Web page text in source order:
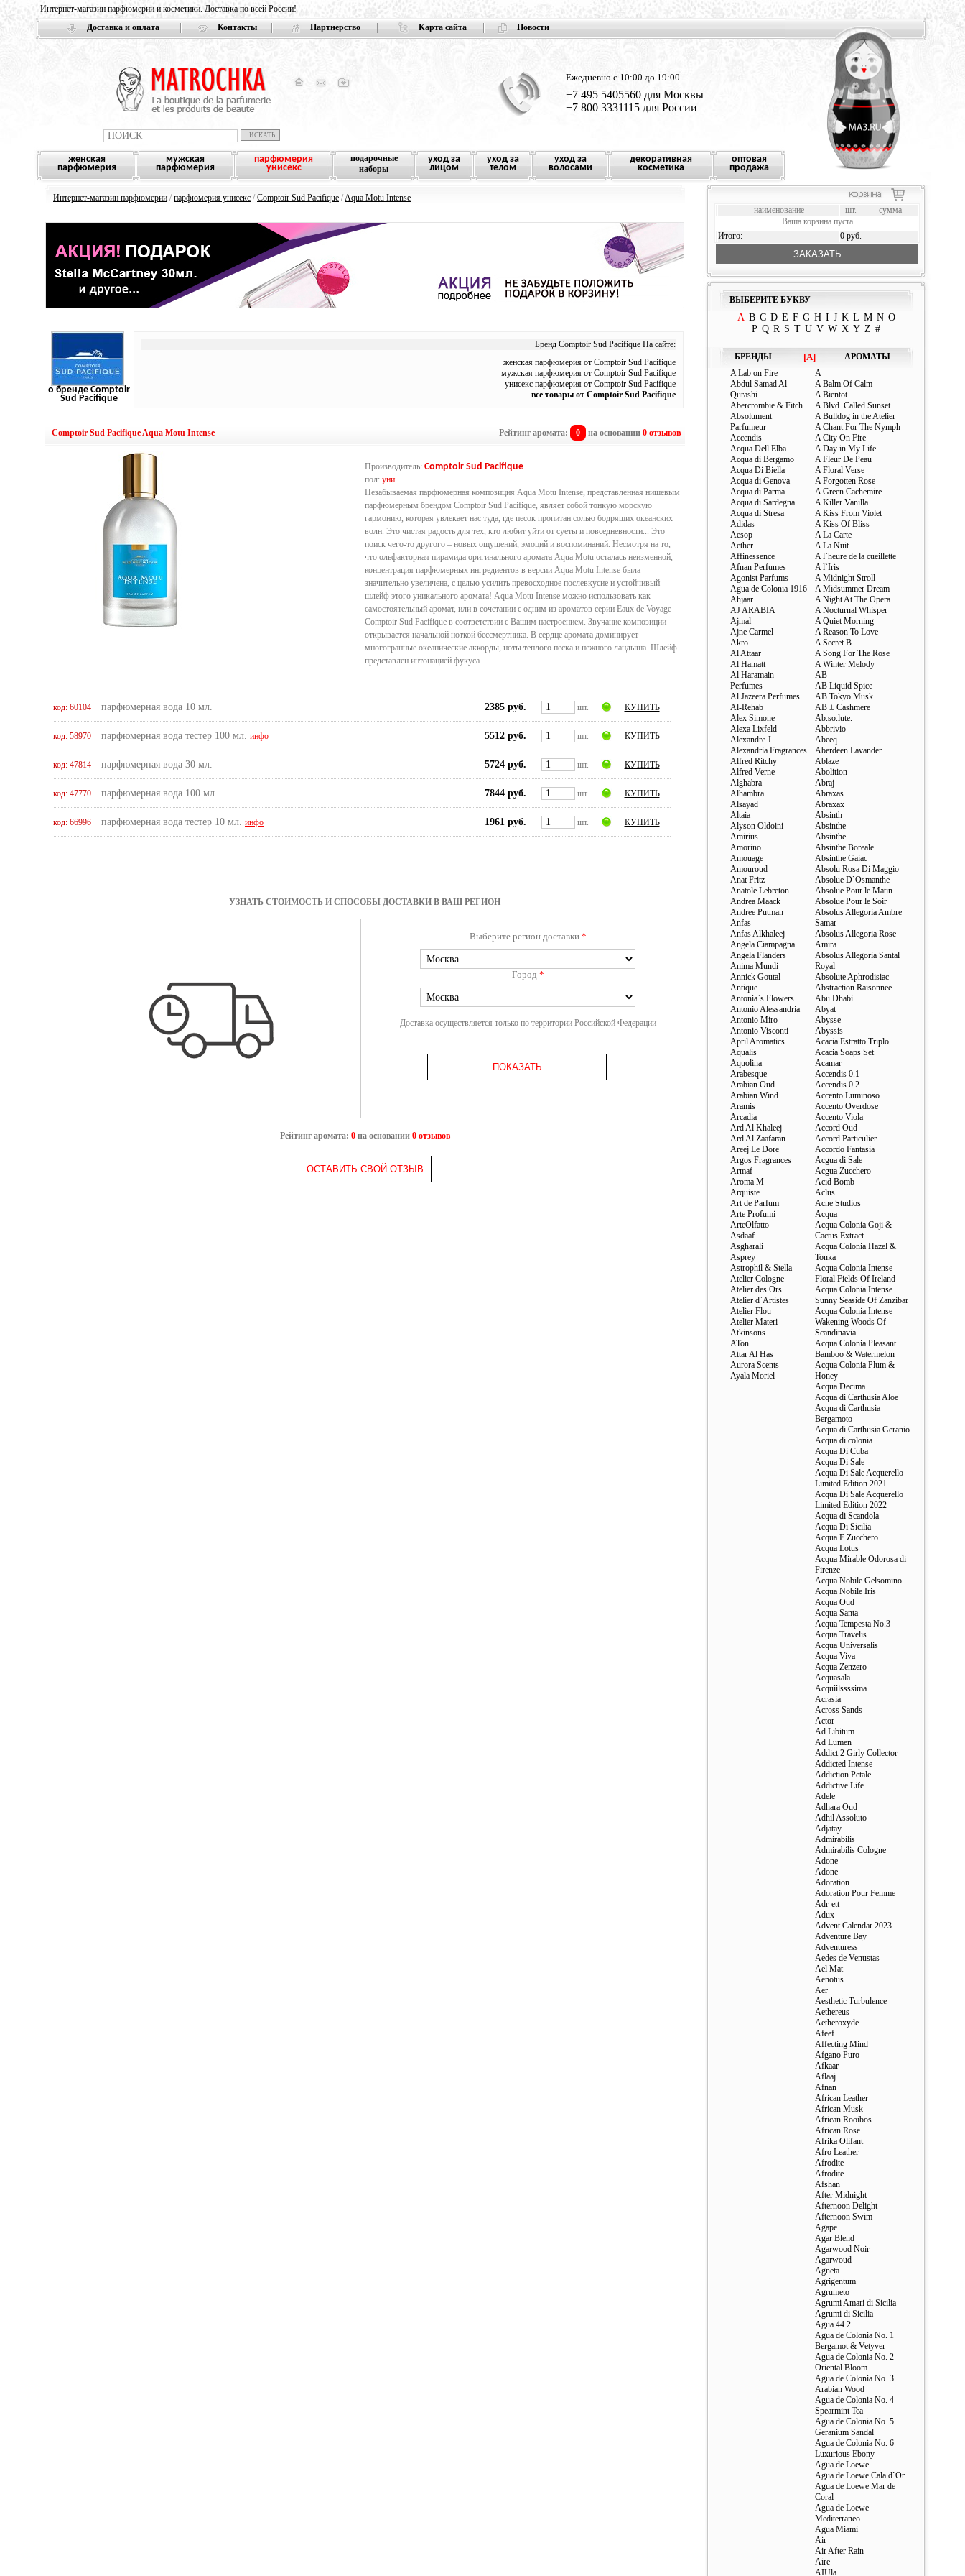
Интернет-магазин парфюмерии и косметики. Доставка по всей России!
Доставка и оплата
Контакты Партнерство Карта сайта Новости
Ежедневно с 10:00 до 19:00
+7 495 5405560 для Москвы
+7 800 3331115 для России
женская
парфюмерия
мужская
парфюмерия
парфюмерия
унисекс
подарочные
наборы
уход за
лицом
уход за
телом
уход за
волосами
декоративная
косметика
оптовая
продажа
Интернет-магазин парфюмерии /парфюмерия унисекс /Comptoir Sud Pacifique /Aqua Motu Intense
о бренде Comptoir
Sud Pacifique
Бренд Comptoir Sud Pacifique На сайте:
женская парфюмерия от Comptoir Sud Pacifique
мужская парфюмерия от Comptoir Sud Pacifique
унисекс парфюмерия от Comptoir Sud Pacifique
все товары от Comptoir Sud Pacifique
Comptoir Sud Pacifique Aqua Motu Intense Рейтинг аромата: 0 на основании 0 отзывов
Производитель: Comptoir Sud Pacifique
пол: уни
Незабываемая парфюмерная композиция Aqua Motu Intense, представленная нишевым
парфюмерным брендом Comptoir Sud Pacifique, являет собой тонкую морскую
гармонию, которая увлекает нас туда, где песок пропитан солью бодрящих океанских
волн. Это чистая радость для тех, кто любит уйти от суеты и повседневности... Это
поиск чего-то другого – новых ощущений, эмоций и воспоминаний. Несмотря на то,
что ольфакторная пирамида оригинального аромата Aqua Motu осталась неизменной,
концентрация парфюмерных ингредиентов в версии Aqua Motu Intense была
значительно увеличена, с целью усилить превосходное послевкусие и устойчивый
шлейф этого уникального аромата! Aqua Motu Intense можно использовать как
самостоятельный аромат, или в сочетании с одним из ароматов серии Eaux de Voyage
Comptoir Sud Pacifique в соответствии с Вашим настроением. Звучание композиции
открывается начальной ноткой бессмертника. В сердце аромата доминирует
многогранные океанические аккорды, ноты теплого песка и нежного ландыша. Шлейф
представлен интонацией фукуса.
код: 60104 парфюмерная вода 10 мл. 2385 руб. шт. КУПИТЬ
код: 58970 парфюмерная вода тестер 100 мл. инфо 5512 руб. шт. КУПИТЬ
код: 47814 парфюмерная вода 30 мл. 5724 руб. шт. КУПИТЬ
код: 47770 парфюмерная вода 100 мл. 7844 руб. шт. КУПИТЬ
код: 66996 парфюмерная вода тестер 10 мл. инфо 1961 руб. шт. КУПИТЬ
УЗНАТЬ СТОИМОСТЬ И СПОСОБЫ ДОСТАВКИ В ВАШ РЕГИОН
Выберите регион доставки *
Город *
Доставка осуществляется только по территории Российской Федерации
ПОКАЗАТЬ
Рейтинг аромата: 0на основании 0 отзывов
ОСТАВИТЬ СВОЙ ОТЗЫВ
наименование шт.
сумма
Ваша корзина пуста
Итого:
0 руб.
ЗАКАЗАТЬ
ВЫБЕРИТЕ БУКВУ
A B C D E F G H I J K L M N O
P Q R S T U V W X Y Z #
БРЕНДЫ [A]
АРОМАТЫ
A Lab on Fire
Abdul Samad Al
Qurashi
Abercrombie & Fitch
Absolument
Parfumeur
Accendis
Acqua Dell Elba
Acqua di Bergamo
Acqua Di Biella
Acqua di Genova
Acqua di Parma
Acqua di Sardegna
Acqua di Stresa
Adidas
Aesop
Aether
Affinessence
Afnan Perfumes
Agonist Parfums
Agua de Colonia 1916
Ahjaar
AJ ARABIA
Ajmal
Ajne Carmel
Akro
Al Attaar
Al Hamatt
Al Haramain
Perfumes
Al Jazeera Perfumes
Al-Rehab
Alex Simone
Alexa Lixfeld
Alexandre J
Alexandria Fragrances
Alfred Ritchy
Alfred Verne
Alghabra
Alhambra
Alsayad
Altaia
Alyson Oldoini
Amirius
Amorino
Amouage
Amouroud
Anat Fritz
Anatole Lebreton
Andrea Maack
Andree Putman
Anfas
Anfas Alkhaleej
Angela Ciampagna
Angela Flanders
Anima Mundi
Annick Goutal
Antique
Antonia`s Flowers
Antonio Alessandria
Antonio Miro
Antonio Visconti
April Aromatics
Aqualis
Aquolina
Arabesque
Arabian Oud
Arabian Wind
Aramis
Arcadia
Ard Al Khaleej
Ard Al Zaafaran
Areej Le Dore
Argos Fragrances
Armaf
Aroma M
Arquiste
Art de Parfum
Arte Profumi
ArteOlfatto
Asdaaf
Asgharali
Asprey
Astrophil & Stella
Atelier Cologne
Atelier des Ors
Atelier d`Artistes
Atelier Flou
Atelier Materi
Atkinsons
ATon
Attar Al Has
Aurora Scents
Ayala Moriel
A
A Balm Of Calm
A Bientot
A Blvd. Called Sunset
A Bulldog in the Atelier
A Chant For The Nymph
A City On Fire
A Day in My Life
A Fleur De Peau
A Floral Verse
A Forgotten Rose
A Green Cachemire
A Killer Vanilla
A Kiss From Violet
A Kiss Of Bliss
A La Carte
A La Nuit
A l`heure de la cueillette
A l`Iris
A Midnight Stroll
A Midsummer Dream
A Night At The Opera
A Nocturnal Whisper
A Quiet Morning
A Reason To Love
A Secret B
A Song For The Rose
A Winter Melody
AB
AB Liquid Spice
AB Tokyo Musk
AB ± Cashmere
Ab.so.lute.
Abbrivio
Abeeq
Aberdeen Lavander
Ablaze
Abolition
Abraj
Abraxas
Abraxax
Absinth
Absinthe
Absinthe
Absinthe Boreale
Absinthe Gaiac
Absolu Rosa Di Maggio
Absolue D`Osmanthe
Absolue Pour le Matin
Absolue Pour le Soir
Absolus Allegoria Ambre
Samar
Absolus Allegoria Rose
Amira
Absolus Allegoria Santal
Royal
Absolute Aphrodisiac
Abstraction Raisonnee
Abu Dhabi
Abyat
Abysse
Abyssis
Acacia Estratto Triplo
Acacia Soaps Set
Acamar
Accendis 0.1
Accendis 0.2
Accento Luminoso
Accento Overdose
Accento Viola
Accord Oud
Accord Particulier
Accordo Fantasia
Acgua di Sale
Acgua Zucchero
Acid Bomb
Aclus
Acne Studios
Acqua
Acqua Colonia Goji &
Cactus Extract
Acqua Colonia Hazel &
Tonka
Acqua Colonia Intense
Floral Fields Of Ireland
Acqua Colonia Intense
Sunny Seaside Of Zanzibar
Acqua Colonia Intense
Wakening Woods Of
Scandinavia
Acqua Colonia Pleasant
Bamboo & Watermelon
Acqua Colonia Plum &
Honey
Acqua Decima
Acqua di Carthusia Aloe
Acqua di Carthusia
Bergamoto
Acqua di Carthusia Geranio
Acqua di colonia
Acqua Di Cuba
Acqua Di Sale
Acqua Di Sale Acquerello
Limited Edition 2021
Acqua Di Sale Acquerello
Limited Edition 2022
Acqua di Scandola
Acqua Di Sicilia
Acqua E Zucchero
Acqua Lotus
Acqua Mirable Odorosa di
Firenze
Acqua Nobile Gelsomino
Acqua Nobile Iris
Acqua Oud
Acqua Santa
Acqua Tempesta No.3
Acqua Travelis
Acqua Universalis
Acqua Viva
Acqua Zenzero
Acquasala
Acquiilssssima
Acrasia
Across Sands
Actor
Ad Libitum
Ad Lumen
Addict 2 Girly Collector
Addicted Intense
Addiction Petale
Addictive Life
Adele
Adhara Oud
Adhil Assoluto
Adjatay
Admirabilis
Admirabilis Cologne
Adone
Adone
Adoration
Adoration Pour Femme
Adr-ett
Adux
Advent Calendar 2023
Adventure Bay
Adventuress
Aedes de Venustas
Ael Mat
Aenotus
Aer
Aesthetic Turbulence
Aethereus
Aetheroxyde
Afeef
Affecting Mind
Afgano Puro
Afkaar
Aflaaj
Afnan
African Leather
African Musk
African Rooibos
African Rose
Afrika Olifant
Afro Leather
Afrodite
Afrodite
Afshan
After Midnight
Afternoon Delight
Afternoon Swim
Agape
Agar Blend
Agarwood Noir
Agarwoud
Agneta
Agrigentum
Agrumeto
Agrumi Amari di Sicilia
Agrumi di Sicilia
Agua 44.2
Agua de Colonia No. 1
Bergamot & Vetyver
Agua de Colonia No. 2
Oriental Bloom
Agua de Colonia No. 3
Arabian Wood
Agua de Colonia No. 4
Spearmint Tea
Agua de Colonia No. 5
Geranium Sandal
Agua de Colonia No. 6
Luxurious Ebony
Agua de Loewe
Agua de Loewe Cala d`Or
Agua de Loewe Mar de
Coral
Agua de Loewe
Mediterraneo
Agua Miami
Air
Air After Rain
Aire
AIUla